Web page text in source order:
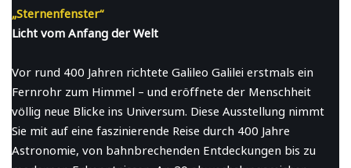
„Sternenfenster“
Licht vom Anfang der Welt
Vor rund 400 Jahren richtete Galileo Galilei erstmals ein
Fernrohr zum Himmel – und eröffnete der Menschheit
völlig neue Blicke ins Universum. Diese Ausstellung nimmt
Sie mit auf eine faszinierende Reise durch 400 Jahre
Astronomie, von bahnbrechenden Entdeckungen bis zu